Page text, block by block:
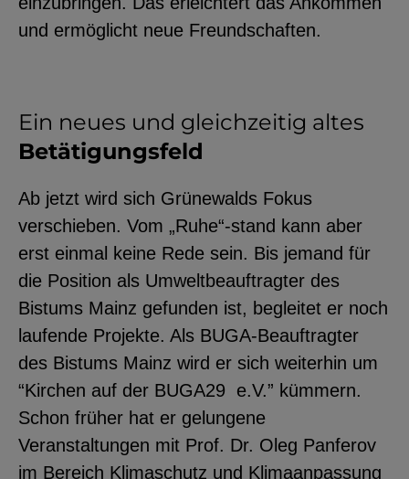
und ermöglicht neue Freundschaften.
Ein neues und gleichzeitig altes
Betätigungsfeld
Ab jetzt wird sich Grünewalds Fokus
verschieben. Vom „Ruhe“-stand kann aber
erst einmal keine Rede sein. Bis jemand für
die Position als Umweltbeauftragter des
Bistums Mainz gefunden ist, begleitet er noch
laufende Projekte. Als BUGA-Beauftragter
des Bistums Mainz wird er sich weiterhin um
“Kirchen auf der BUGA29 e.V.” kümmern.
Schon früher hat er gelungene
Veranstaltungen mit Prof. Dr. Oleg Panferov
im Bereich Klimaschutz und Klimaanpassung